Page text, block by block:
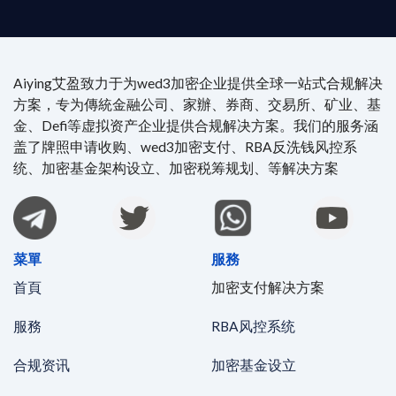
Aiying艾盈致力于为wed3加密企业提供全球一站式合规解决
方案，专为傳統金融公司、家辦、券商、交易所、矿业、基
金、Defi等虚拟资产企业提供合规解决方案。我们的服务涵
盖了牌照申请收购、wed3加密支付、RBA反洗钱风控系
统、加密基金架构设立、加密税筹规划、等解决方案
菜單
首頁
服務
合规资讯
服務
加密支付解决方案
RBA风控系统
加密基金设立